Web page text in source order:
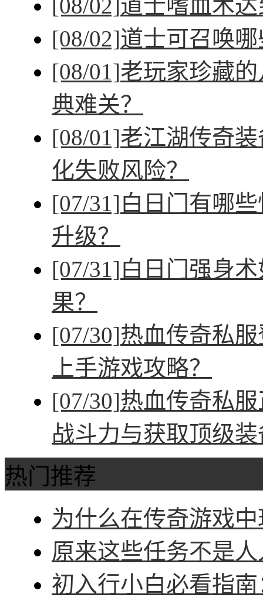
[08/02] 道士嗜血术
[08/02]道士可召唤
[08/01]老玩家珍藏
典难关？
[08/01]老江湖传奇
化失败风险？
[07/31]白日门有哪
升级？
[07/31]白日门强身
果？
[07/30]热血传奇私
上手游戏攻略？
[07/30]热血传奇私
战斗力与获取顶级
热门推荐
为什么在传奇游戏
原来这些任务不是
初入行小白必看指